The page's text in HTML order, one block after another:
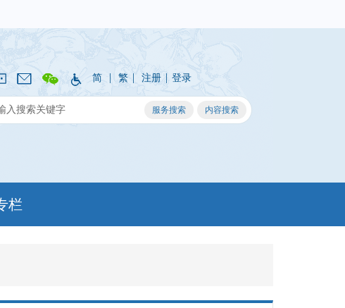
简 | 繁 | 注册 | 登录
栏